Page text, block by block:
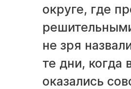
округе, где
не зря
те дни, когда
оказались